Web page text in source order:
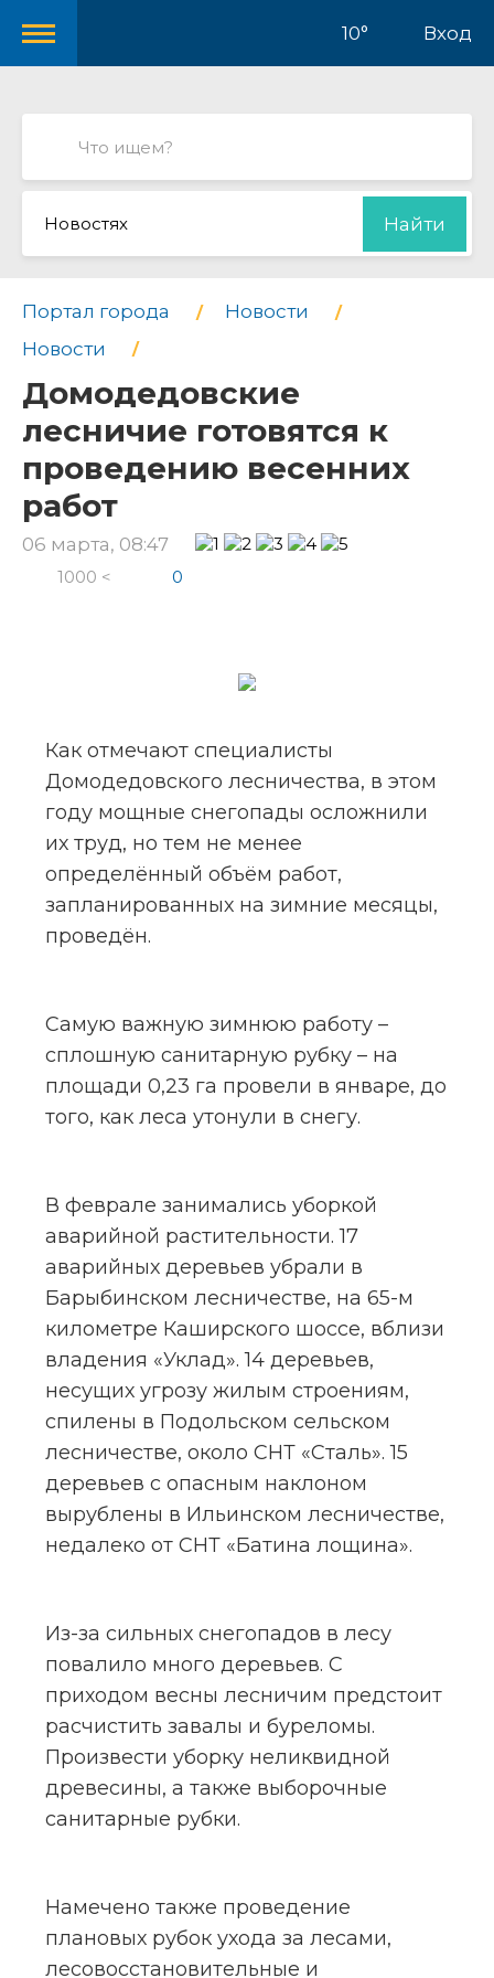
10° Вход
Новостях Найти
Портал города
Новости
Новости
Домодедовские
лесничие готовятся к
проведению весенних
работ
06 марта, 08:47
1000 < 0
Как отмечают специалисты
Домодедовского лесничества, в этом
году мощные снегопады осложнили
их труд, но тем не менее
определённый объём работ,
запланированных на зимние месяцы,
проведён.
Самую важную зимнюю работу –
сплошную санитарную рубку – на
площади 0,23 га провели в январе, до
того, как леса утонули в снегу.
В феврале занимались уборкой
аварийной растительности. 17
аварийных деревьев убрали в
Барыбинском лесничестве, на 65-м
километре Каширского шоссе, вблизи
владения «Уклад». 14 деревьев,
несущих угрозу жилым строениям,
спилены в Подольском сельском
лесничестве, около СНТ «Сталь». 15
деревьев с опасным наклоном
вырублены в Ильинском лесничестве,
недалеко от СНТ «Батина лощина».
Из-за сильных снегопадов в лесу
повалило много деревьев. С
приходом весны лесничим предстоит
расчистить завалы и буреломы.
Произвести уборку неликвидной
древесины, а также выборочные
санитарные рубки.
Намечено также проведение
плановых рубок ухода за лесами,
лесовосстановительные и